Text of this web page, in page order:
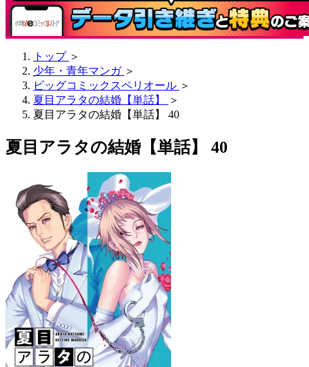
トップ ＞
少年・青年マンガ ＞
ビッグコミックスペリオール ＞
夏目アラタの結婚【単話】
＞
夏目アラタの結婚【単話】 40
夏目アラタの結婚【単話】 40